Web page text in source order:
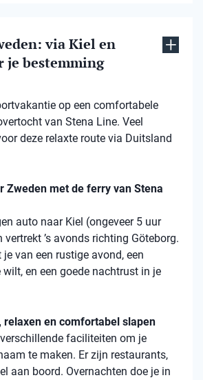
via Kiel en
je bestemming
op een comfortabele
van Stena Line. Veel
deze relaxte route via Duitsland
Zweden met de ferry van Stena
auto naar Kiel (ongeveer 5 uur
’s avonds richting Göteborg.
van een rustige avond, een
en een goede nachtrust in je
relaxen en comfortabel slapen
faciliteiten om je
te maken. Er zijn restaurants,
aan boord. Overnachten doe je in